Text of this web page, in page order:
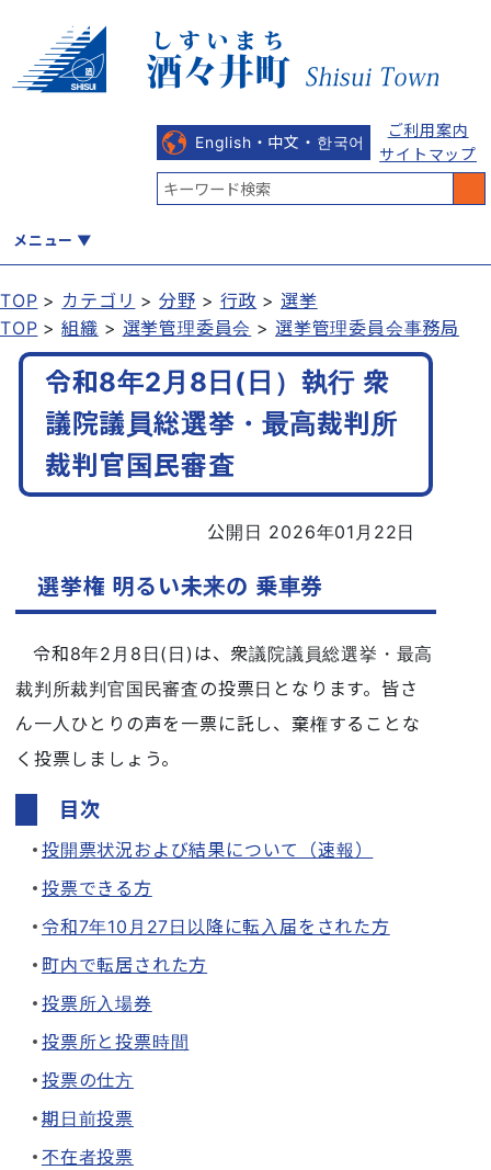
English・中文・한국어
ご利用案内
サイトマップ
メニュー
くらし 健康・福祉 教育・文化 観光・魅力 産業・しごと
行政 まちづくり
TOP カテゴリ 分野 行政
選挙
TOP
組織 選挙管理委員会 選挙管理委員会事務局
令和8年2月8日(日）執行 衆
議院議員総選挙・最高裁判所
裁判官国民審査
公開日 2026年01月22日
選挙権 明るい未来の 乗車券
令和8年2月8日(日)は、衆議院議員総選挙・最高
裁判所裁判官国民審査の投票日となります。皆さ
ん一人ひとりの声を一票に託し、棄権することな
く投票しましょう。
目次
投開票状況および結果について（速報）
投票できる方
令和7年10月27日以降に転入届をされた方
町内で転居された方
投票所入場券
投票所と投票時間
投票の仕方
期日前投票
不在者投票